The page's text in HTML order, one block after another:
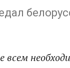
всем